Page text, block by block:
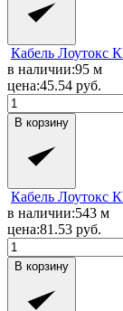
Кабель Лоутокс
в наличии:95 м
цена:45.54 руб.
В корзину
Кабель Лоутокс
в наличии:543 м
цена:81.53 руб.
В корзину